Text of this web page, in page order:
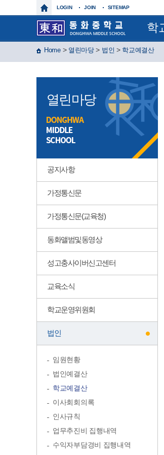
LOGIN JOIN SITEMAP
학
학교장인
학교상징
학교연혁
특색사업
학교현황
건물배치
찾아오시
Home> 열린마당> 법인 > 학교예결산
열린마당
공지사항
가정통신문
가정통신문(교육청)
동화앨범및동영상
성고충사이버신고센터
교육소식
학교운영위원회
법인
임원현황
법인예결산
학교예결산
이사회회의록
인사규칙
업무추진비 집행내역
수익자부담경비 집행내역